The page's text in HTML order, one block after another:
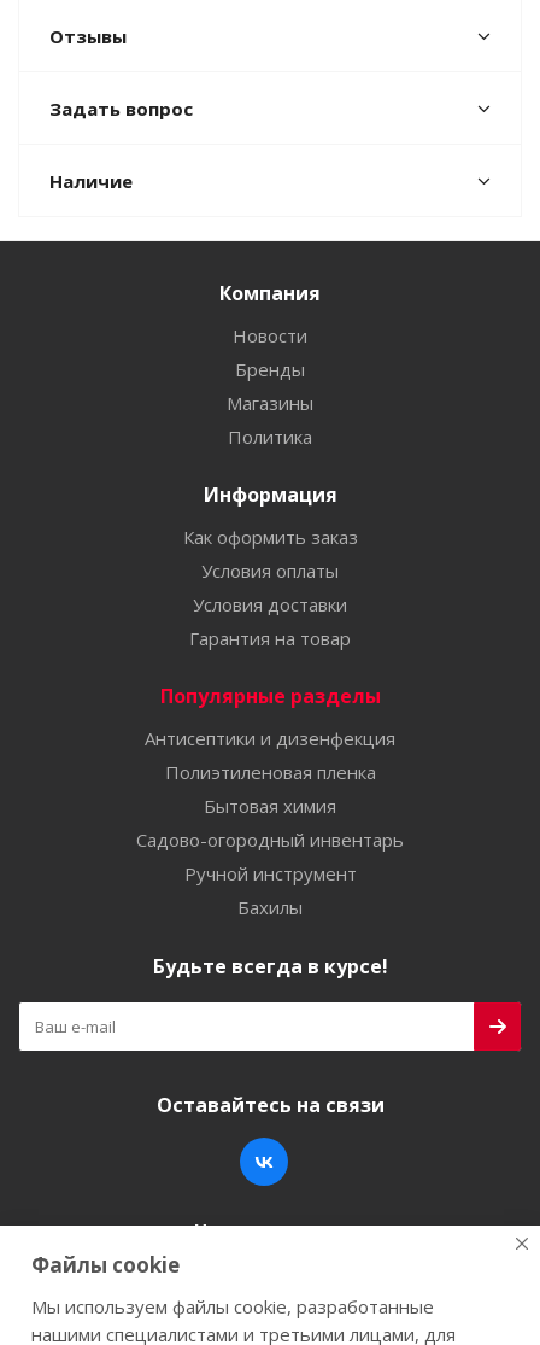
Отзывы
Задать вопрос
Наличие
Компания
Новости
Бренды
Магазины
Политика
Информация
Как оформить заказ
Условия оплаты
Условия доставки
Гарантия на товар
Популярные разделы
Антисептики и дизенфекция
Полиэтиленовая пленка
Бытовая химия
Садово-огородный инвентарь
Ручной инструмент
Бахилы
Будьте всегда в курсе!
Оставайтесь на связи
Наши контакты
+7 (846) 200-05-15
г. Самара, ул. Заводское шоссе, 17
Файлы cookie
Мы используем файлы cookie, разработанные
нашими специалистами и третьими лицами, для